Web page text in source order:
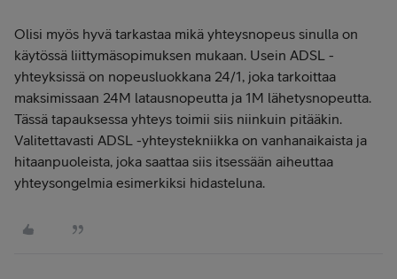
Olisi myös hyvä tarkastaa mikä yhteysnopeus sinulla on
käytössä liittymäsopimuksen mukaan. Usein ADSL -
yhteyksissä on nopeusluokkana 24/1, joka tarkoittaa
maksimissaan 24M latausnopeutta ja 1M lähetysnopeutta.
Tässä tapauksessa yhteys toimii siis niinkuin pitääkin.
Valitettavasti ADSL -yhteystekniikka on vanhanaikaista ja
hitaanpuoleista, joka saattaa siis itsessään aiheuttaa
yhteysongelmia esimerkiksi hidasteluna.